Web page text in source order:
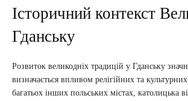
Історичний контекст
Гданську
Розвиток великодніх традицій у Гданську
визначається впливом релігійних та
багатьох інших польських містах, католицька